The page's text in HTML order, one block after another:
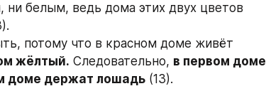
белым, ведь дома этих двух цветов
потому что в красном доме живёт
жёлтый. Следовательно, в первом доме
доме держат лошадь (13).